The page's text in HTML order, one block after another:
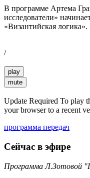
В программе Артема
исследователи»
«Византийская
/
play
mute
Update Required To play
your browser to a recent
программа передач
Сейчас в эфире
Программа Л.Зотовой